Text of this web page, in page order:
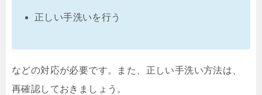
正しい手洗いを行う
などの対応が必要です。また、正しい手洗い方法は、
再確認しておきましょう。